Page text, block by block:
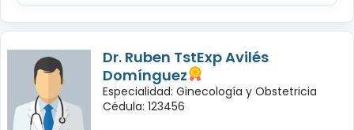
Dr. Ruben TstExp Avilés
Domínguez
Especialidad: Ginecología y Obstetricia
Cédula: 123456